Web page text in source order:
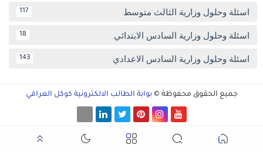
اسئلة وحلول وزارية الثالث متوسط 117
اسئلة وحلول وزارية السادس الابتدائي 18
اسئلة وحلول وزارية السادس الاعدادي 143
جميع الحقوق محفوظة © بوابة الطالب الالكترونية كوكل العراقي